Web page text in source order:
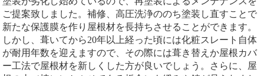
ご提案致しました。補修、高圧洗浄ののち塗装し直すことで
新たな保護膜を作り屋根材を長持ちさせることができます。
しかし、葺いてから20年以上経った頃には化粧スレート自体
が耐用年数を迎えますので、その際には葺き替えか屋根カバ
ー工法で屋根材を新しくした方が良いでしょう。さらに、屋